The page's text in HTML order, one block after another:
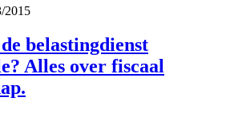
2015
belastingdienst
Alles over fiscaal